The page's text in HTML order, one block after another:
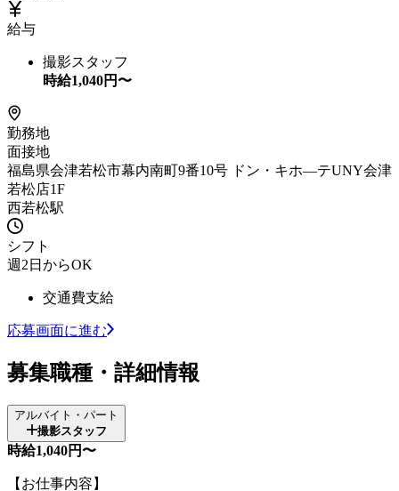
給与
撮影スタッフ
時給1,040円〜
勤務地
面接地
福島県会津若松市幕内南町9番10号 ドン・キホ—テUNY会津
若松店1F
西若松駅
シフト
週2日からOK
交通費支給
応募画面に進む
募集職種・詳細情報
アルバイト・パート
撮影スタッフ
時給1,040円〜
【お仕事内容】